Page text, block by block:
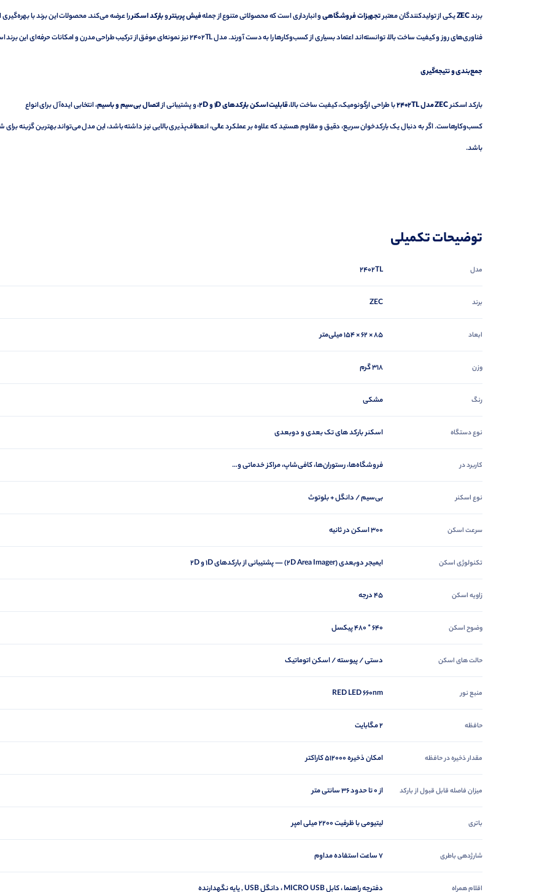
برندZECیکی از تولیدکنندگان معتبرتجهیزات فروشگاهیو انبارداری است که محصولاتی متنوع از جملهفیش پرینتروبارکد اسکنررا عرضه می‌کند. محصولات این برند با بهره‌گیری
فناوری‌های روز و کیفیت ساخت بالا، توانسته‌اند اعتماد بسیاری از کسب‌وکارها را به دست آورند. مدل 2402TL نیز نمونه‌ای موفق از ترکیب طراحی مدرن و امکانات حرفه‌ای این برند است.
جمع‌بندی و نتیجه‌گیری
بارکد اسکنرZECمدل 2402TL با طراحی ارگونومیک، کیفیت ساخت بالا،قابلیت اسکن بارکدهای 1D و 2D ، و پشتیبانی ازاتصال بی‌سیم و باسیم، انتخابی ایده‌آل برای انواع
کسب‌وکارهاست. اگر به دنبال یک بارکدخوان سریع، دقیق و مقاوم هستید که علاوه بر عملکرد عالی، انعطاف‌پذیری بالایی نیز داشته باشد، این مدل می‌تواند بهترین گزینه برای
باشد.
توضیحات تکمیلی
مدل 2402TL
برند ZEC
ابعاد ۸۵ × ۶۲ × ۱۵۴ میلی‌متر
وزن 318 گرم
رنگ مشکی
نوع دستگاه اسکنر بارکد های تک بعدی و دوبعدی
کاربرد در فروشگاه‌ها، رستوران‌ها، کافی‌شاپ، مراکز خدماتی و…
نوع اسکنر بی‌سیم / دانگل + بلوتوث
سرعت اسکن 300 اسکن در ثانیه
تکنولوژی اسکن ایمیجر دو‌بعدی (۲D Area Imager) — پشتیبانی از بارکدهای 1D و 2D
زاویه اسکن 45 درجه
وضوح اسکن 640 * 480 پیکسل
حالت های اسکن دستی / پیوسته / اسکن اتوماتیک
منبع نور RED LED 660nm
حافظه 2 مگابایت
مقدار ذخیره در حافظه امکان ذخیره 512000 کاراکتر
میزان فاصله قابل قبول از بارکد از 0 تا حدود 36 سانتی متر
باتری لیتیومی با ظرفیت 2200 میلی امپر
شارژدهی باطری 7 ساعت استفاده مداوم
اقلام همراه دفترچه راهنما ، کابل MICRO USB ، دانگل USB , پایه نگهدارنده